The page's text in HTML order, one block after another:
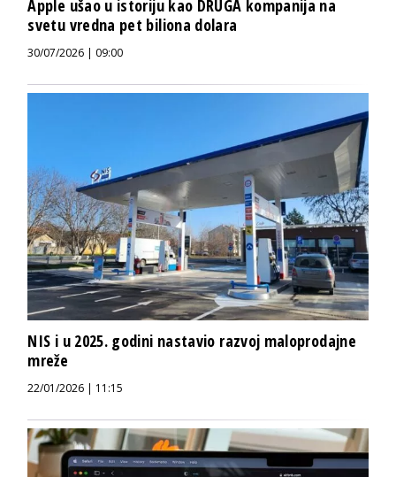
Apple ušao u istoriju kao DRUGA kompanija na
svetu vredna pet biliona dolara
30/07/2026 | 09:00
NIS i u 2025. godini nastavio razvoj maloprodajne
mreže
22/01/2026 | 11:15